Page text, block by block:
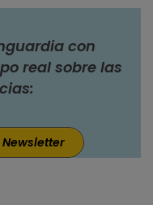
con
real sobre las